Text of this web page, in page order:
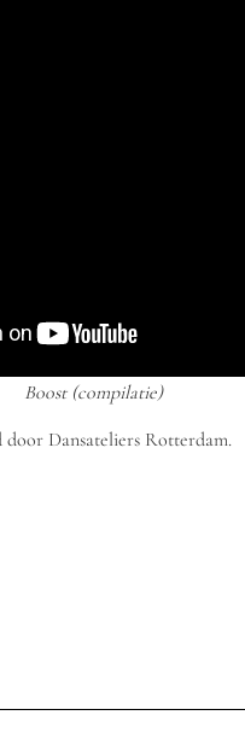
Boost (compilatie)
door Dansateliers Rotterdam.